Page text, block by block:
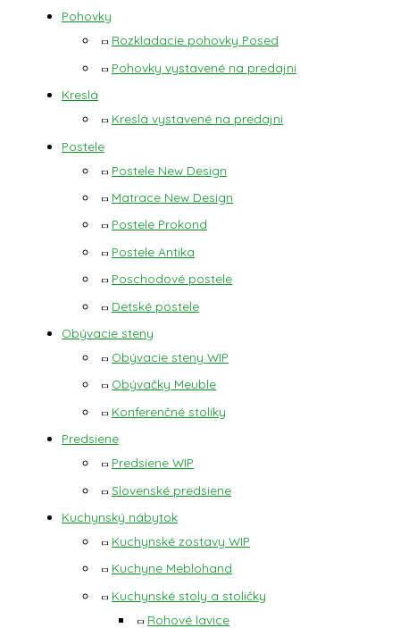
Pohovky
Rozkladacie pohovky Posed
Pohovky vystavené na predajni
Kreslá
Kreslá vystavené na predajni
Postele
Postele New Design
Matrace New Design
Postele Prokond
Postele Antika
Poschodové postele
Detské postele
Obývacie steny
Obývacie steny WIP
Obývačky Meuble
Konferenčné stolíky
Predsiene
Predsiene WIP
Slovenské predsiene
Kuchynský nábytok
Kuchynské zostavy WIP
Kuchyne Meblohand
Kuchynské stoly a stoličky
Rohové lavice